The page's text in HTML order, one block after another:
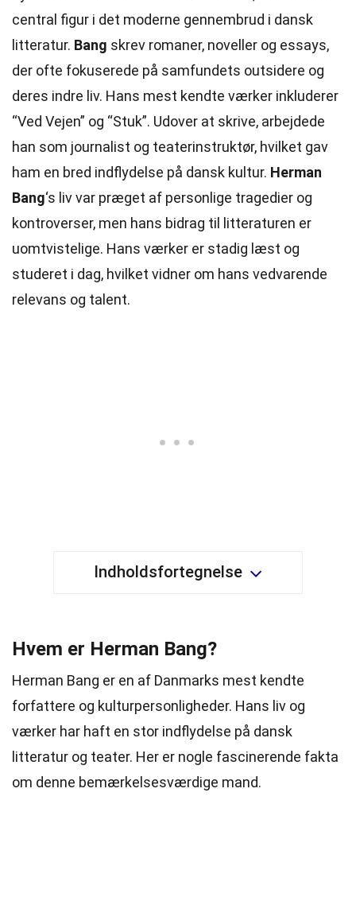
central figur i det moderne gennembrud i dansk
litteratur. Bang skrev romaner, noveller og essays,
der ofte fokuserede på samfundets outsidere og
deres indre liv. Hans mest kendte værker inkluderer
“Ved Vejen” og “Stuk”. Udover at skrive, arbejdede
han som journalist og teaterinstruktør, hvilket gav
ham en bred indflydelse på dansk kultur. Herman
Bang‘s liv var præget af personlige tragedier og
kontroverser, men hans bidrag til litteraturen er
uomtvistelige. Hans værker er stadig læst og
studeret i dag, hvilket vidner om hans vedvarende
relevans og talent.
Indholdsfortegnelse
Hvem er Herman Bang?
Herman Bang er en af Danmarks mest kendte
forfattere og kulturpersonligheder. Hans liv og
værker har haft en stor indflydelse på dansk
litteratur og teater. Her er nogle fascinerende fakta
om denne bemærkelsesværdige mand.